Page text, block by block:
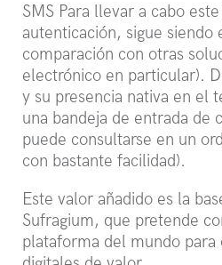
SMS Para llevar a cabo
autenticación, sigue siendo
comparación con otras
electrónico en particular).
y su presencia nativa en el
una bandeja de entrada de
puede consultarse en un
con bastante facilidad).
Este valor añadido es la
Sufragium, que pretende
plataforma del mundo para